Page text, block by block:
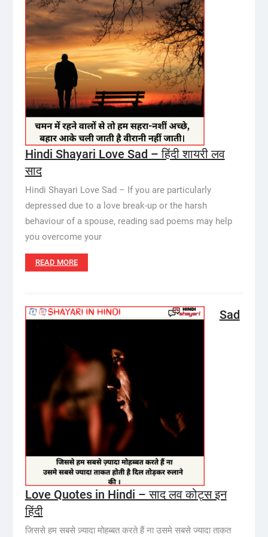
Hindi Shayari Love Sad – हिंदी शायरी लव
साद
Hindi Shayari Love Sad – If you are particularly
depressed due to a love break-up or the harsh
behaviour of a spouse, reading sad poems may help
you overcome your
READ MORE
Sad
Love Quotes in Hindi – साद लव कोट्स इन
हिंदी
जिससे हम सबसे ज़्यादा मोहब्बत करते हैं ना उसमे सबसे ज्यादा ताकत